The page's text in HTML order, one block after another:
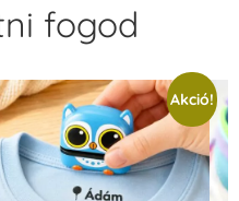
fogod
Akció!